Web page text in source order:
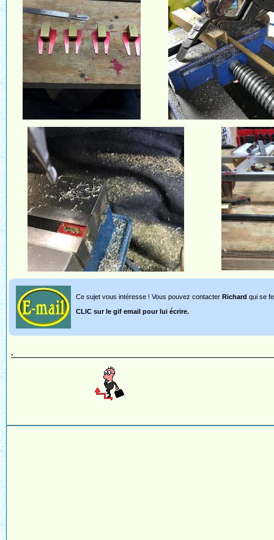
Ce sujet vous intéresse ! Vous pouvez contacter Richard qui se
CLIC sur le gif email pour lui écrire.
.